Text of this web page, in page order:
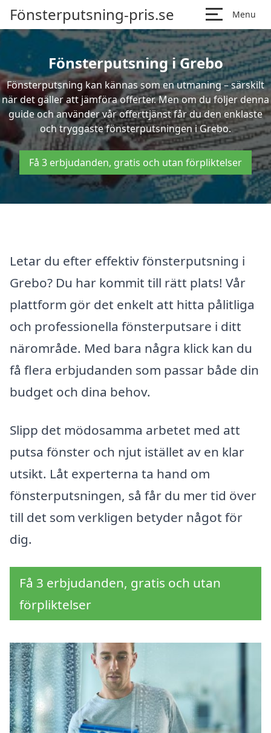
Fönsterputsning-pris.se Menu
Fönsterputsning i Grebo
Fönsterputsning kan kännas som en utmaning – särskilt
när det gäller att jämföra offerter. Men om du följer denna
guide och använder vår offerttjänst får du den enklaste
och tryggaste fönsterputsningen i Grebo.
Få 3 erbjudanden, gratis och utan förpliktelser
Letar du efter effektiv fönsterputsning i
Grebo? Du har kommit till rätt plats! Vår
plattform gör det enkelt att hitta pålitliga
och professionella fönsterputsare i ditt
närområde. Med bara några klick kan du
få flera erbjudanden som passar både din
budget och dina behov.
Slipp det mödosamma arbetet med att
putsa fönster och njut istället av en klar
utsikt. Låt experterna ta hand om
fönsterputsningen, så får du mer tid över
till det som verkligen betyder något för
dig.
Få 3 erbjudanden, gratis och utan
förpliktelser